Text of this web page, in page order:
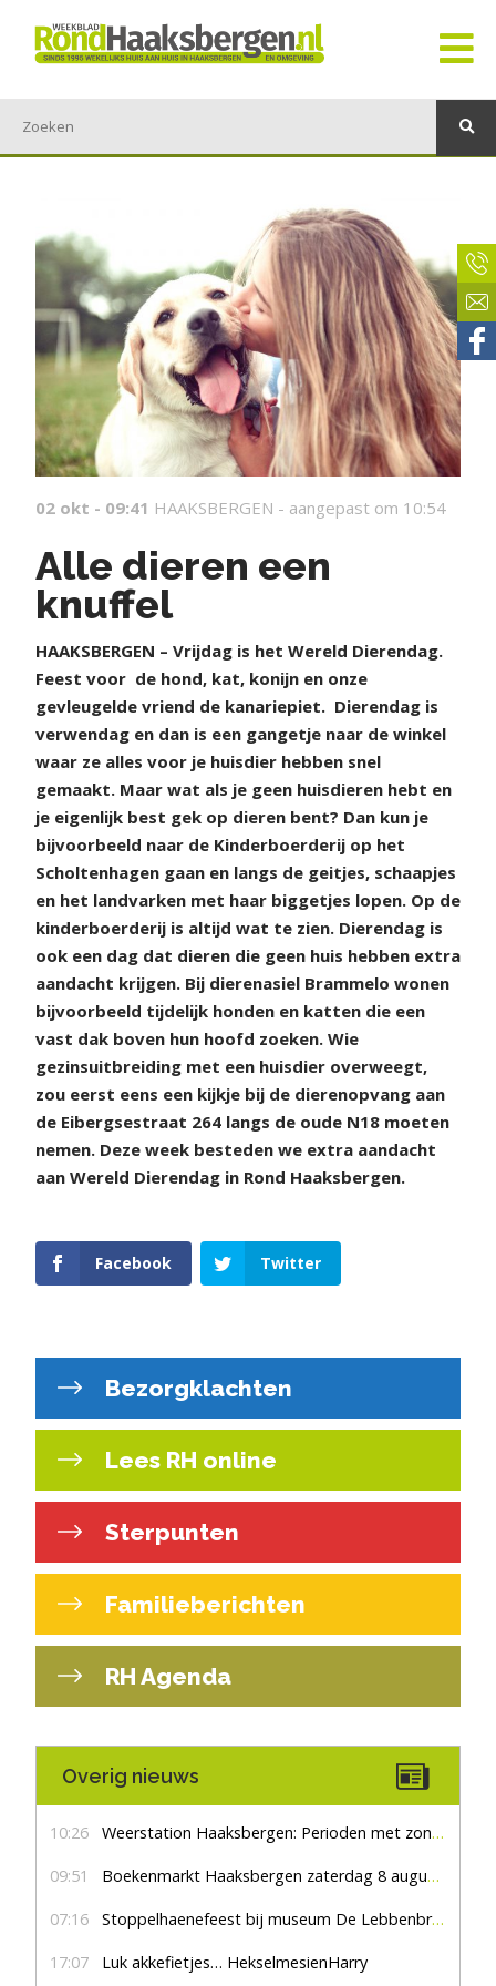
02 okt - 09:41 HAAKSBERGEN - aangepast om 10:54
Alle dieren een
knuffel
HAAKSBERGEN – Vrijdag is het Wereld Dierendag.
Feest voor de hond, kat, konijn en onze
gevleugelde vriend de kanariepiet. Dierendag is
verwendag en dan is een gangetje naar de winkel
waar ze alles voor je huisdier hebben snel
gemaakt. Maar wat als je geen huisdieren hebt en
je eigenlijk best gek op dieren bent? Dan kun je
bijvoorbeeld naar de Kinderboerderij op het
Scholtenhagen gaan en langs de geitjes, schaapjes
en het landvarken met haar biggetjes lopen. Op de
kinderboerderij is altijd wat te zien. Dierendag is
ook een dag dat dieren die geen huis hebben extra
aandacht krijgen. Bij dierenasiel Brammelo wonen
bijvoorbeeld tijdelijk honden en katten die een
vast dak boven hun hoofd zoeken. Wie
gezinsuitbreiding met een huisdier overweegt,
zou eerst eens een kijkje bij de dierenopvang aan
de Eibergsestraat 264 langs de oude N18 moeten
nemen. Deze week besteden we extra aandacht
aan Wereld Dierendag in Rond Haaksbergen.
Facebook Twitter
Bezorgklachten
Lees RH online
Sterpunten
Familieberichten
RH Agenda
Overig nieuws
10:26 Weerstation Haaksbergen: Perioden met zon en droog
09:51 Boekenmarkt Haaksbergen zaterdag 8 augustus, marktplein Haaksbergen
07:16 Stoppelhaenefeest bij museum De Lebbenbrugge
17:07 Luk akkefietjes… HekselmesienHarry